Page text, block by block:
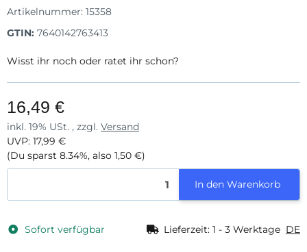
Artikelnummer: 15358
GTIN: 7640142763413
Wisst ihr noch oder ratet ihr schon?
16,49 €
inkl. 19% USt. , zzgl. Versand
UVP: 17,99 €
(Du sparst 8.34%, also 1,50 €)
In den Warenkorb
Sofort verfügbar Lieferzeit: 1 - 3 Werktage DE